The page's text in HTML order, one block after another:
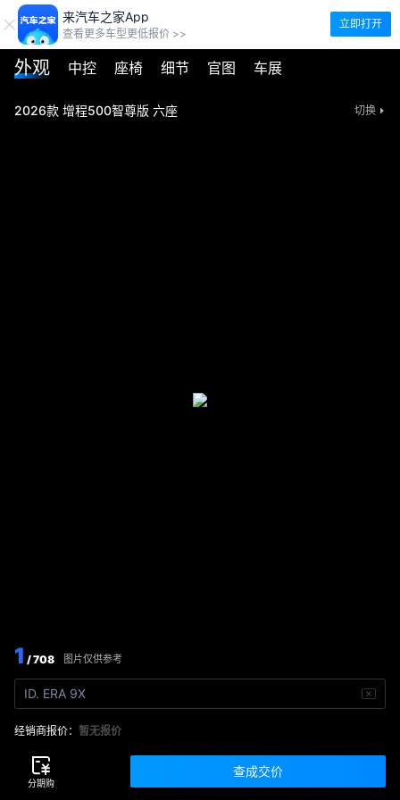
来汽车之家App
查看更多车型更低报价 >>
立即打开
外观 中控 座椅 细节 官图 车展
2026款 增程500智尊版 六座 切换
1 / 708 图片仅供参考
ID. ERA 9X
经销商报价： 暂无报价
查成交价